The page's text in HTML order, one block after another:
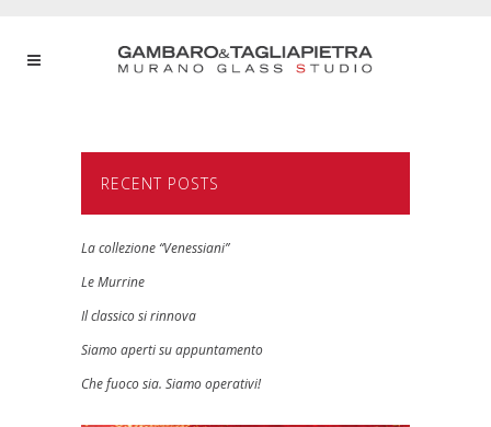
RECENT POSTS
La collezione “Venessiani”
Le Murrine
Il classico si rinnova
Siamo aperti su appuntamento
Che fuoco sia. Siamo operativi!